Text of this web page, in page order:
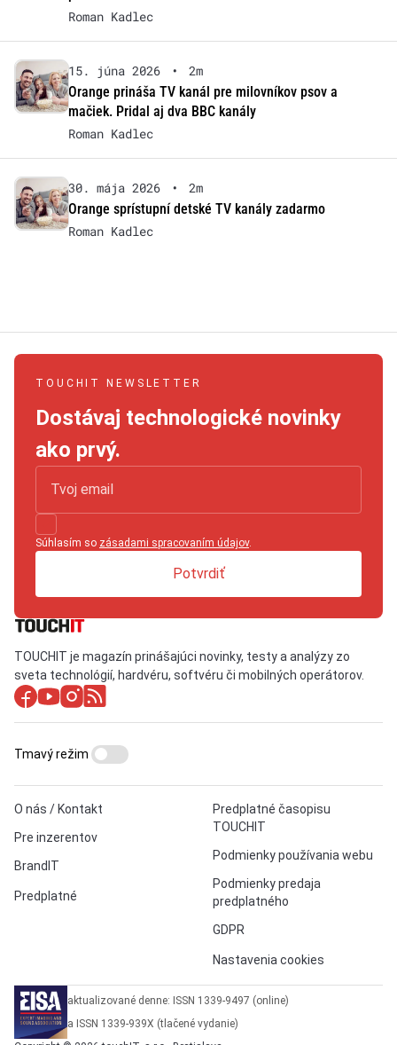
Roman Kadlec
15. júna 2026 •
2m
Orange prináša TV kanál pre milovníkov psov a
mačiek. Pridal aj dva BBC kanály
Roman Kadlec
30. mája 2026 •
2m
Orange sprístupní detské TV kanály zadarmo
Roman Kadlec
TOUCHIT NEWSLETTER
Dostávaj technologické novinky
ako prvý.
Súhlasím so zásadami spracovaním údajov.
Potvrdiť
TOUCHIT je magazín prinášajúci novinky, testy a analýzy zo
sveta technológií, hardvéru, softvéru či mobilných operátorov.
O nás / Kontakt
Pre inzerentov
BrandIT
Predplatné
Predplatné časopisu
TOUCHIT
Podmienky používania webu
Podmienky predaja
predplatného
GDPR
Nastavenia cookies
Tmavý režim
aktualizované denne: ISSN 1339-9497 (online)
a ISSN 1339-939X (tlačené vydanie)